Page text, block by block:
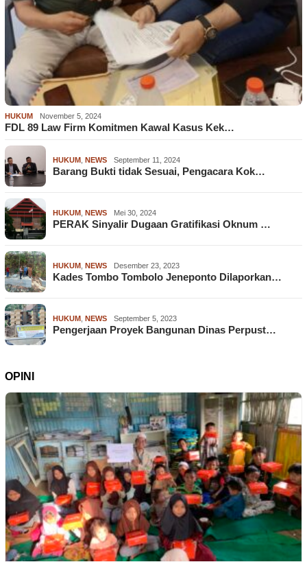
HUKUM November 5, 2024
FDL 89 Law Firm Komitmen Kawal Kasus Kek…
HUKUM NEWS September 11, 2024
Barang Bukti tidak Sesuai, Pengacara Kok…
HUKUM NEWS Mei 30, 2024
PERAK Sinyalir Dugaan Gratifikasi Oknum …
HUKUM NEWS Desember 23, 2023
Kades Tombo Tombolo Jeneponto Dilaporkan…
HUKUM NEWS September 5, 2023
Pengerjaan Proyek Bangunan Dinas Perpust…
OPINI